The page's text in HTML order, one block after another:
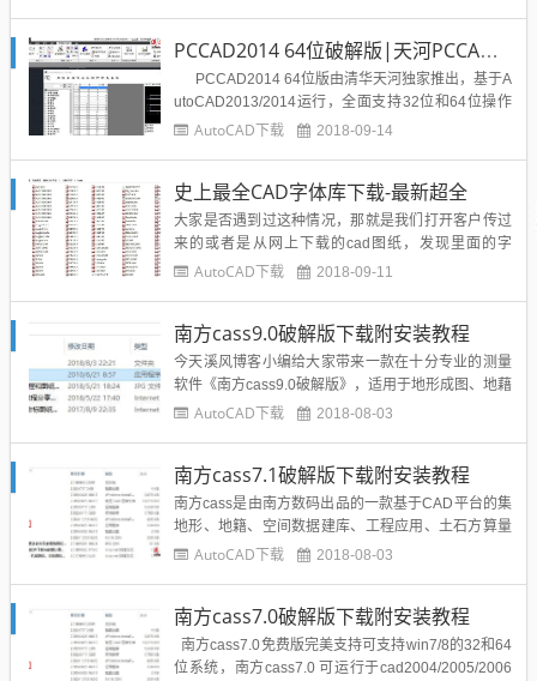
PCCAD2014 64位破解版|天河PCCAD2014破解版下载附安装教程
PCCAD2014 64位版由清华天河独家推出，基于A
utoCAD2013/2014运行，全面支持32位和64位操作
系统，保留了AutoCAD功能，并为原软件提供了许多
AutoCAD下载 2018-09-14
史上最全CAD字体库下载-最新超全
大家是否遇到过这种情况，那就是我们打开客户传过
来的或者是从网上下载的cad图纸，发现里面的字
体，技术要求，标题或者标注字体都发生了变化，甚
情况发生，所以一套完整的cad字体库，对一个设计
师来说非常的重要，下面...
AutoCAD下载 2018-09-11
南方cass9.0破解版下载附安装教程
今天溪风博客小编给大家带来一款在十分专业的测量
软件《南方cass9.0破解版》，适用于地形成图、地藉
成图、工程测量应用、空间数据建库、市政监管等领
用于AutoCAD 2000/2002/...
AutoCAD下载 2018-08-03
南方cass7.1破解版下载附安装教程
南方cass是由南方数码出品的一款基于CAD平台的集
地形、地籍、空间数据建库、工程应用、土石方算量
等功能为一体的CAD系统，其主要功能包括土地勘测
台，所以大家一定要装好对应的平台CA...
AutoCAD下载 2018-08-03
南方cass7.0破解版下载附安装教程
南方cass7.0免费版完美支持可支持win7/8的32和64
位系统，南方cass7.0 可运行于cad2004/2005/2006